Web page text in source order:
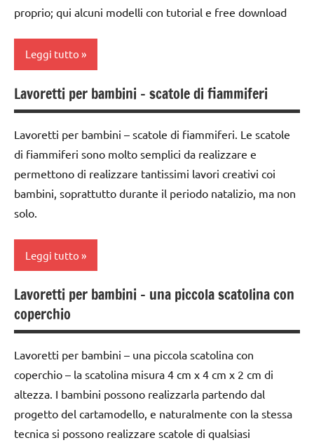
proprio; qui alcuni modelli con tutorial e free download
Leggi tutto
ARTE
IMMAGINE
tecniche
varie
ARTICOLI
Lavoretti per bambini – scatole di fiammiferi
Lavoretti per bambini – scatole di fiammiferi. Le scatole
di fiammiferi sono molto semplici da realizzare e
permettono di realizzare tantissimi lavori creativi coi
bambini, soprattutto durante il periodo natalizio, ma non
solo.
Leggi tutto
1a
settimana
di
avvento
calendari
dell'avvento
carta
Lavoretti per bambini – una piccola scatolina con
coperchio
Lavoretti per bambini – una piccola scatolina con
coperchio – la scatolina misura 4 cm x 4 cm x 2 cm di
altezza. I bambini possono realizzarla partendo dal
progetto del cartamodello, e naturalmente con la stessa
tecnica si possono realizzare scatole di qualsiasi